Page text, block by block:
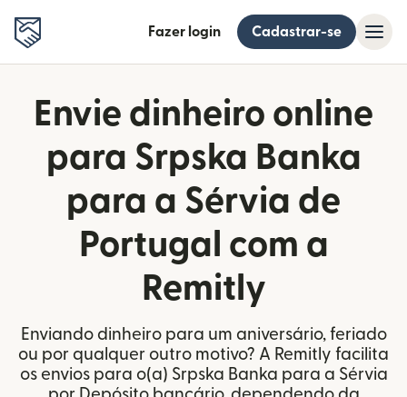
Fazer login Cadastrar-se
Envie dinheiro online
para Srpska Banka
para a Sérvia de
Portugal com a
Remitly
Enviando dinheiro para um aniversário, feriado
ou por qualquer outro motivo? A Remitly facilita
os envios para o(a) Srpska Banka para a Sérvia